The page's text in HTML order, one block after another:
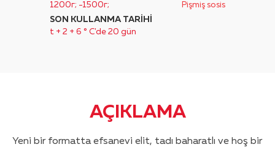
1200г; -1500г;
Pişmiş sosis
SON KULLANMA TARIHI
t + 2 + 6 ° C'de 20 gün
AÇIKLAMA
Yeni bir formatta efsanevi elit, tadı baharatlı ve hoş bir